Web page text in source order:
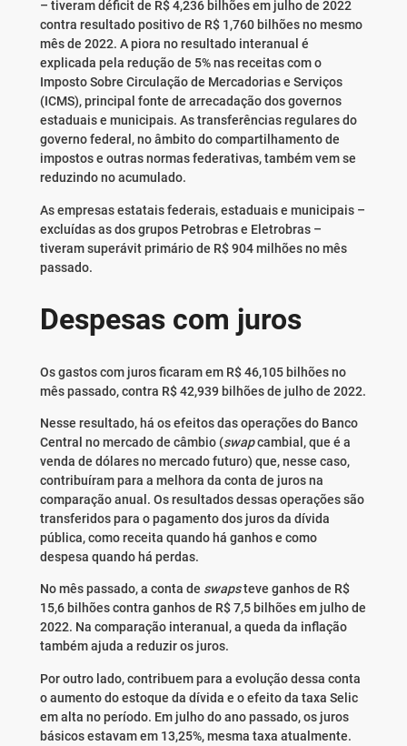
– tiveram déficit de R$ 4,236 bilhões em julho de 2022
contra resultado positivo de R$ 1,760 bilhões no mesmo
mês de 2022. A piora no resultado interanual é
explicada pela redução de 5% nas receitas com o
Imposto Sobre Circulação de Mercadorias e Serviços
(ICMS), principal fonte de arrecadação dos governos
estaduais e municipais. As transferências regulares do
governo federal, no âmbito do compartilhamento de
impostos e outras normas federativas, também vem se
reduzindo no acumulado.
As empresas estatais federais, estaduais e municipais –
excluídas as dos grupos Petrobras e Eletrobras –
tiveram superávit primário de R$ 904 milhões no mês
passado.
Despesas com juros
Os gastos com juros ficaram em R$ 46,105 bilhões no
mês passado, contra R$ 42,939 bilhões de julho de 2022.
Nesse resultado, há os efeitos das operações do Banco
Central no mercado de câmbio (swapcambial, que é a
venda de dólares no mercado futuro) que, nesse caso,
contribuíram para a melhora da conta de juros na
comparação anual. Os resultados dessas operações são
transferidos para o pagamento dos juros da dívida
pública, como receita quando há ganhos e como
despesa quando há perdas.
No mês passado, a conta de swapsteve ganhos de R$
15,6 bilhões contra ganhos de R$ 7,5 bilhões em julho de
2022. Na comparação interanual, a queda da inflação
também ajuda a reduzir os juros.
Por outro lado, contribuem para a evolução dessa conta
o aumento do estoque da dívida e o efeito da taxa Selic
em alta no período. Em julho do ano passado, os juros
básicos estavam em 13,25%, mesma taxa atualmente.